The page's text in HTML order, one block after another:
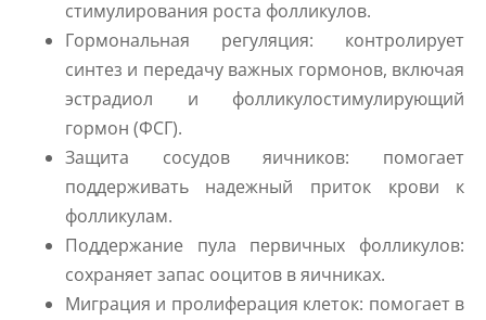
стимулирования роста фолликулов.
Гормональная регуляция: контролирует
синтез и передачу важных гормонов, включая
эстрадиол и фолликулостимулирующий
гормон (ФСГ).
Защита сосудов яичников: помогает
поддерживать надежный приток крови к
фолликулам.
Поддержание пула первичных фолликулов:
сохраняет запас ооцитов в яичниках.
Миграция и пролиферация клеток: помогает в